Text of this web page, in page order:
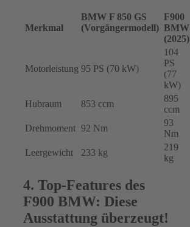
Merkmal
BMW F 850 GS
(Vorgängermodell)
F900
BMW
(2025)
Motorleistung 95 PS (70 kW)
104
PS
(77
kW)
Hubraum
853 ccm
895
ccm
Drehmoment 92 Nm
93
Nm
Leergewicht
233 kg
219
kg
4. Top-Features des
F900 BMW: Diese
Ausstattung überzeugt!